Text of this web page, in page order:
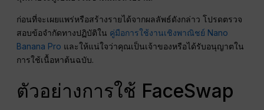
ก่อนที่จะเผยแพร่หรือสร้างรายได้จากผลลัพธ์ดังกล่าว โปรดตรวจ
สอบข้อจำกัดทางปฏิบัติใน คู่มือการใช้งานเชิงพาณิชย์ Nano
Banana Pro และให้แน่ใจว่าคุณเป็นเจ้าของหรือได้รับอนุญาตใน
การใช้เนื้อหาต้นฉบับ.
ตัวอย่างการใช้ FaceSwap